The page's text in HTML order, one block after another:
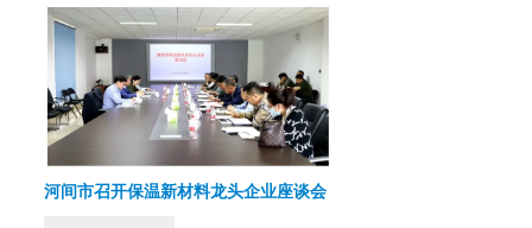
河间市召开保温新材料龙头企业座谈会